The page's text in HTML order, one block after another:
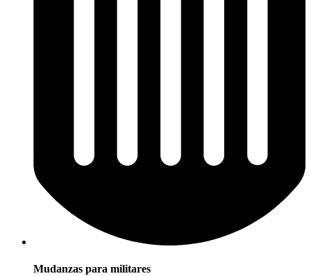
Mudanzas para militares